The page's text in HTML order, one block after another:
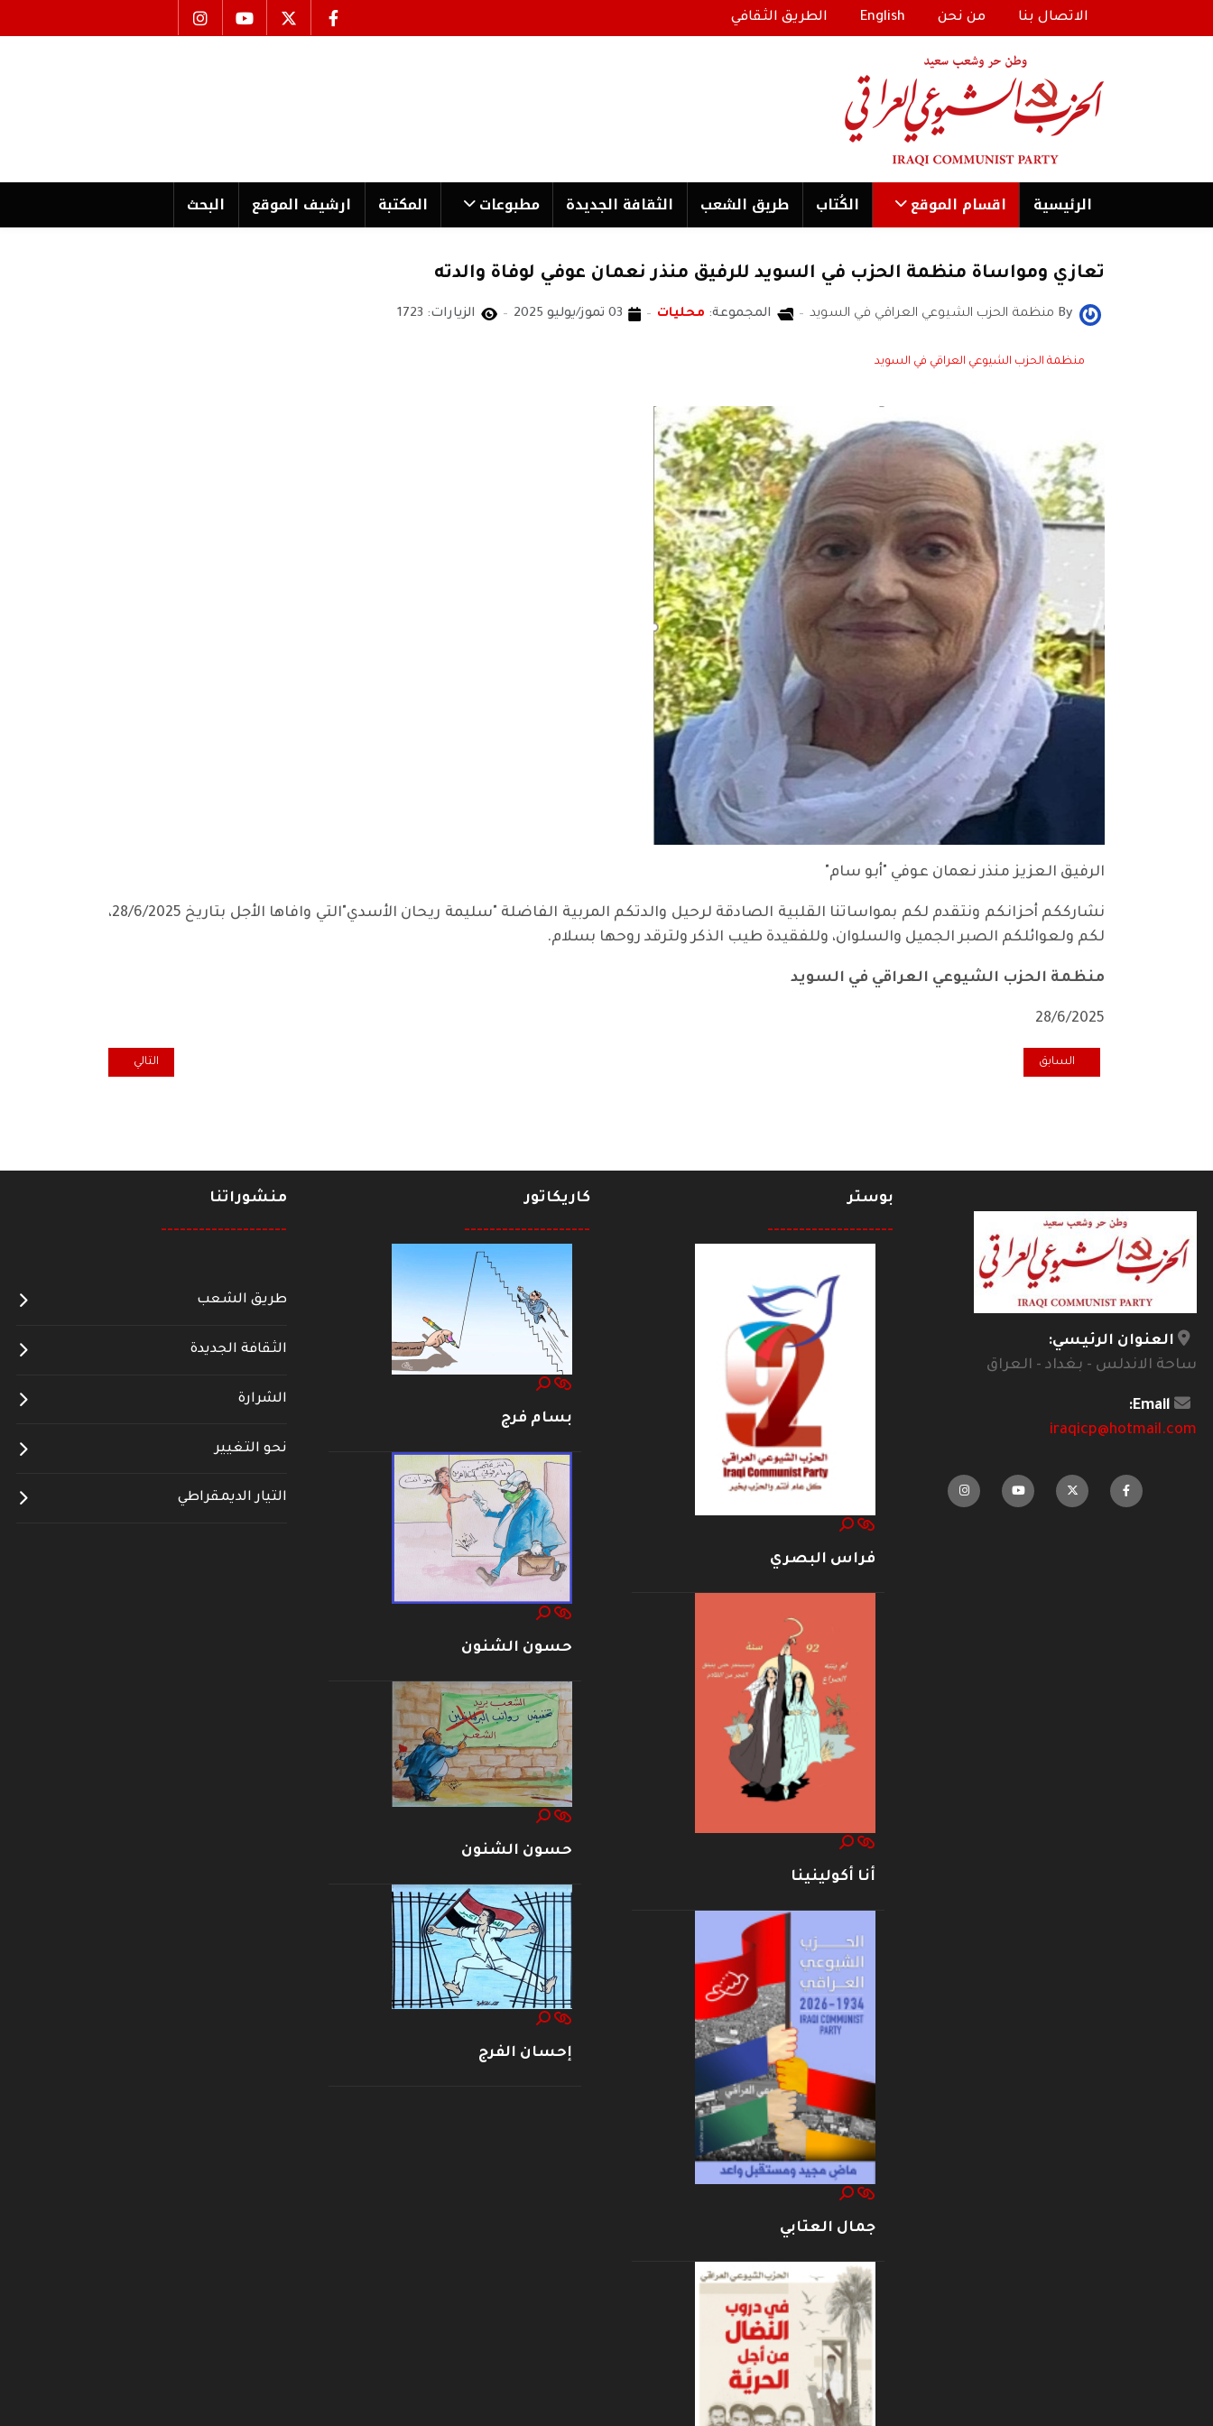
الاتصال بنا من نحن English الطريق الثقافي
الرئیسية اقسام الموقع الكُتاب طریق الشعب الثقافة الجدیدة مطبوعات المكتبة ارشیف الموقع البحث
تعازي ومواساة منظمة الحزب في السويد للرفيق منذر نعمان عوفي لوفاة والدته
By منظمة الحزب الشيوعي العراقي في السويد المجموعة: محليات 03 تموز/يوليو 2025 الزيارات: 1723
منظمة الحزب الشيوعي العراقي في السويد
الرفيق العزيز منذر نعمان عوفي "أبو سام"
نشارككم أحزانكم ونتقدم لكم بمواساتنا القلبية الصادقة لرحيل والدتكم المربية الفاضلة "سليمة ريحان الأسدي"التي وافاها الأجل بتاريخ 28/6/2025،
لكم ولعوائلكم الصبر الجميل والسلوان، وللفقيدة طيب الذكر ولترقد روحها بسلام.
منظمة الحزب الشيوعي العراقي في السويد
28/6/2025
المقال السابق: الرفيق الدكتور محمود الحكيم.. وداعا
السابق المقال التالي: أمسية المقهى
التالي
العنوان الرئيسي:
ساحة الاندلس - بغداد - العراق
Email:
iraqicp@hotmail.com
بوستر
--------------------
فراس البصري
أنا أكولينينا
جمال العتابي
كاريكاتور
--------------------
بسام فرج
حسون الشنون
حسون الشنون
إحسان الفرج
منشوراتنا
--------------------
طريق الشعب
الثقافة الجديدة
الشرارة
نحو التغيير
التيار الديمقراطي